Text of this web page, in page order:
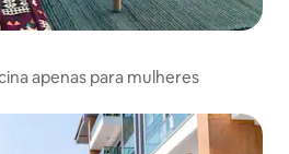
apenas para mulheres